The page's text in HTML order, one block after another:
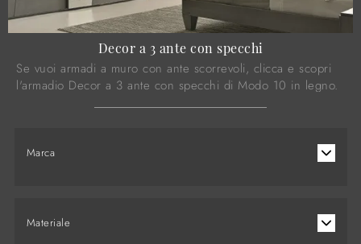
Marca
Materiale
Decor a 3 ante con specchi
Se vuoi armadi a muro con ante scorrevoli, clicca e scopri
l'armadio Decor a 3 ante con specchi di Modo 10 in legno.